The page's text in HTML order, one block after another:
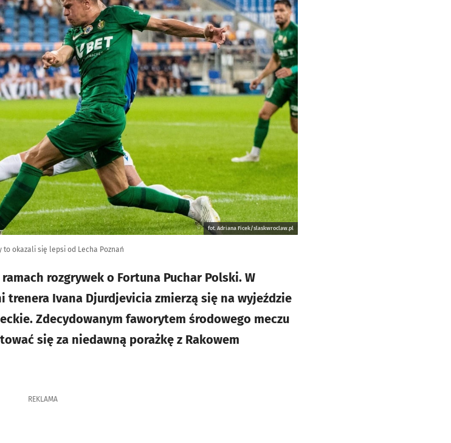
fot. Adriana Ficek/slaskwroclaw.pl
to okazali się lepsi od Lecha Poznań
rozgrywek o Fortuna Puchar Polski. W
Ivana Djurdjevicia zmierzą się na wyjeździe
Zdecydowanym faworytem środowego meczu
się za niedawną porażkę z Rakowem
REKLAMA